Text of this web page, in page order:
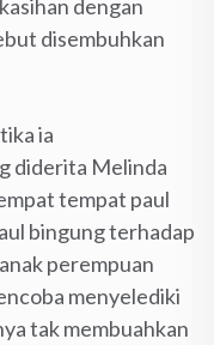
dengan
disembuhkan
ia
diderita Melinda
tempat paul
bingung terhadap
perempuan
menyelediki
tak membuahkan